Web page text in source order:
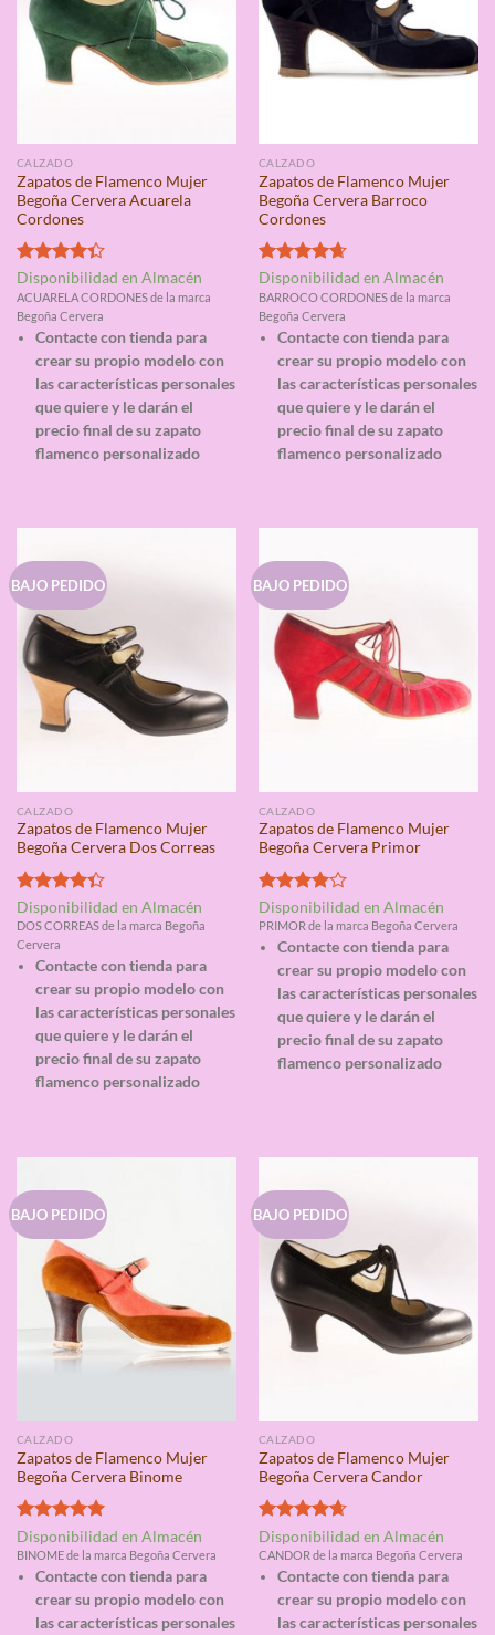
CALZADO
Zapatos de Flamenco Mujer
Begoña Cervera Acuarela
Cordones
Valorado
con4.33
de 5
Disponibilidad en Almacén
ACUARELA CORDONES de la marca
Begoña Cervera
Contacte con tienda para
crear su propio modelo con
las características personales
que quiere y le darán el
precio final de su zapato
flamenco personalizado
CALZADO
Zapatos de Flamenco Mujer
Begoña Cervera Barroco
Cordones
Valorado
con4.67
de 5
Disponibilidad en Almacén
BARROCO CORDONES de la marca
Begoña Cervera
Contacte con tienda para
crear su propio modelo con
las características personales
que quiere y le darán el
precio final de su zapato
flamenco personalizado
BAJO PEDIDO
CALZADO
Zapatos de Flamenco Mujer
Begoña Cervera Dos Correas
Valorado
con4.33
de 5
Disponibilidad en Almacén
DOS CORREAS de la marca Begoña
Cervera
Contacte con tienda para
crear su propio modelo con
las características personales
que quiere y le darán el
precio final de su zapato
flamenco personalizado
BAJO PEDIDO
CALZADO
Zapatos de Flamenco Mujer
Begoña Cervera Primor
Valorado
con4.00
de 5
Disponibilidad en Almacén
PRIMOR de la marca Begoña Cervera
Contacte con tienda para
crear su propio modelo con
las características personales
que quiere y le darán el
precio final de su zapato
flamenco personalizado
BAJO PEDIDO
CALZADO
Zapatos de Flamenco Mujer
Begoña Cervera Binome
Valorado
con5.00
de 5
Disponibilidad en Almacén
BINOME de la marca Begoña Cervera
Contacte con tienda para
crear su propio modelo con
las características personales
BAJO PEDIDO
CALZADO
Zapatos de Flamenco Mujer
Begoña Cervera Candor
Valorado
con4.67
de 5
Disponibilidad en Almacén
CANDOR de la marca Begoña Cervera
Contacte con tienda para
crear su propio modelo con
las características personales